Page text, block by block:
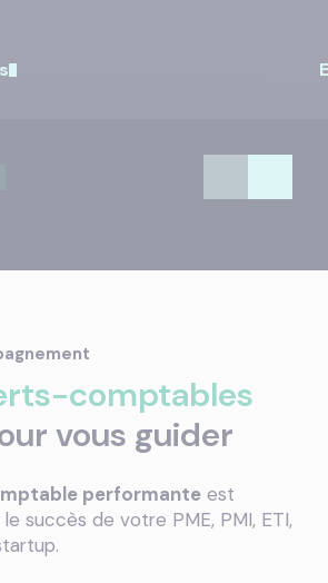
comptables
vous guider
performante est
succès de votre PME, PMI, ETI,